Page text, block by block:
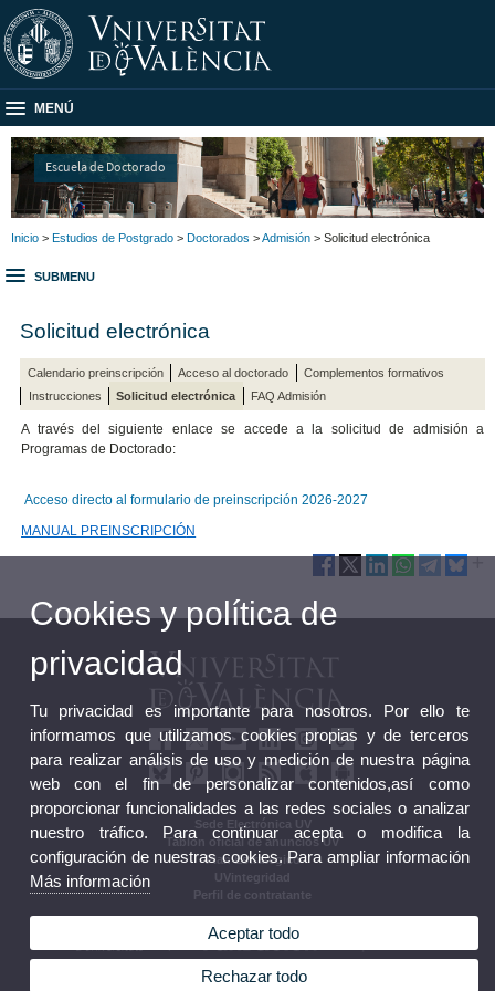
MENÚ
Escuela de Doctorado
Inicio > Estudios de Postgrado > Doctorados >Admisión > Solicitud electrónica
SUBMENU
Solicitud electrónica
Calendario preinscripción Acceso al doctorado
Complementos formativos
Instrucciones
Solicitud electrónica FAQ Admisión
A través del siguiente enlace se accede a la solicitud de admisión a
Programas de Doctorado:
Acceso directo al formulario de preinscripción 2026-2027
MANUAL PREINSCRIPCIÓN
Sede Electrónica UV
Tablón oficial de anuncios UV
Plan Estratégico
UVintegridad
Perfil de contratante
Cookies y política de
privacidad
Tu privacidad es importante para nosotros. Por ello te
informamos que utilizamos cookies propias y de terceros
para realizar análisis de uso y medición de nuestra página
web con el fin de personalizar contenidos,así como
proporcionar funcionalidades a las redes sociales o analizar
nuestro tráfico. Para continuar acepta o modifica la
configuración de nuestras cookies. Para ampliar información
Más información
Aceptar todo
Rechazar todo